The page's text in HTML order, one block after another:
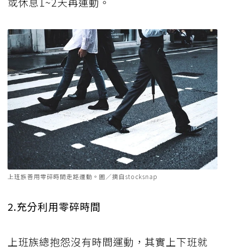
上班族善用零碎時間走路運動。圖／摘自stocksnap
2.充分利用零碎時間
上班族總抱怨沒有時間運動，其實上下班就